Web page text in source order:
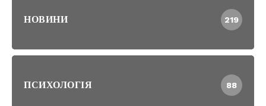
НОВИНИ 219
ПСИХОЛОГІЯ 88